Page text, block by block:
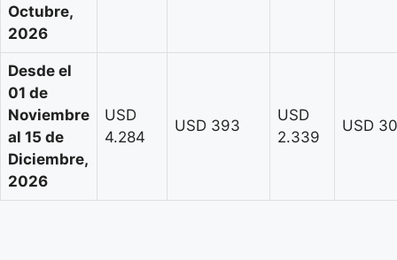
Octubre,
2026
Desde el
01 de
Noviembre
al 15 de
Diciembre,
2026
USD
4.284
USD 393
USD
2.339
USD